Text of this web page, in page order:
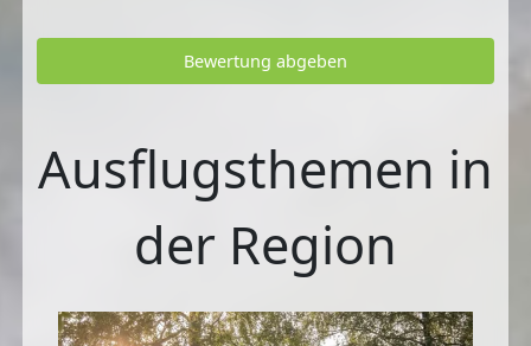
Bewertung abgeben
Ausflugsthemen in
der Region